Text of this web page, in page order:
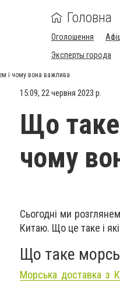
Головна
Оголошення
Эксперты города
і чому вона важлива
15:09, 22 червня 2023 р.
Що
чому
Сьогодні ми
Китаю. Що це таке і
Що таке
Морська доставка з